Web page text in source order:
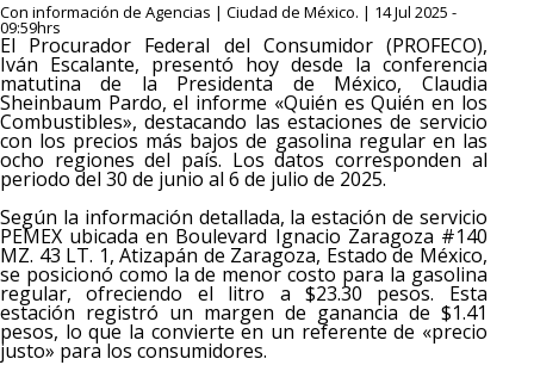
Con información de Agencias | Ciudad de México. | 14 Jul 2025 -
09:59hrs
El Procurador Federal del Consumidor (PROFECO),
Iván Escalante, presentó hoy desde la conferencia
matutina de la Presidenta de México, Claudia
Sheinbaum Pardo, el informe «Quién es Quién en los
Combustibles», destacando las estaciones de servicio
con los precios más bajos de gasolina regular en las
ocho regiones del país. Los datos corresponden al
periodo del 30 de junio al 6 de julio de 2025.
Según la información detallada, la estación de servicio
PEMEX ubicada en Boulevard Ignacio Zaragoza #140
MZ. 43 LT. 1, Atizapán de Zaragoza, Estado de México,
se posicionó como la de menor costo para la gasolina
regular, ofreciendo el litro a $23.30 pesos. Esta
estación registró un margen de ganancia de $1.41
pesos, lo que la convierte en un referente de «precio
justo» para los consumidores.